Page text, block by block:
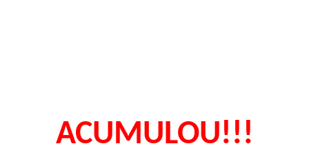
ACUMULOU!!!